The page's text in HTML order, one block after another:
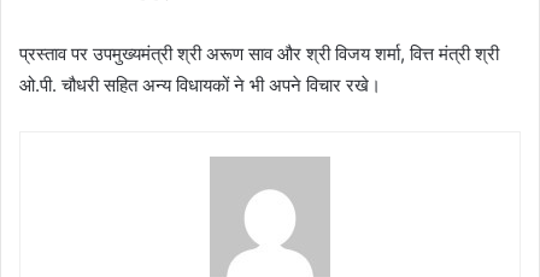
प्रस्ताव पर उपमुख्यमंत्री श्री अरूण साव और श्री विजय शर्मा, वित्त मंत्री श्री
ओ.पी. चौधरी सहित अन्य विधायकों ने भी अपने विचार रखे।